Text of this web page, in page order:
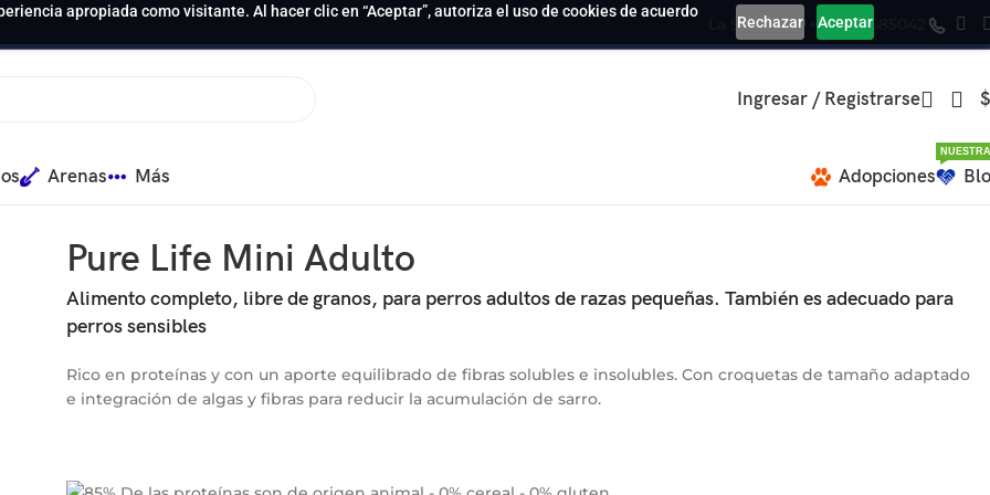
apropiada como visitante. Al hacer clic en “Aceptar”, autoriza el uso de cookies de acuerdo
Rechazar Aceptar
La Serena +569 39585042
Ingresar / Registrarse $
Arenas Más Adopciones
Pure Life Mini Adulto
Alimento completo, libre de granos, para perros adultos de razas pequeñas. También es adecuado para
perros sensibles
Rico en proteínas y con un aporte equilibrado de fibras solubles e insolubles. Con croquetas de tamaño adaptado
e integración de algas y fibras para reducir la acumulación de sarro.